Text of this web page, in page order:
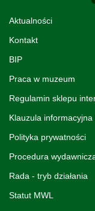
Aktualności
Kontakt
BIP
Praca w muzeum
Regulamin sklepu
Klauzula informacyjna
Polityka prywatności
Procedura
Rada - tryb działania
Statut MWL